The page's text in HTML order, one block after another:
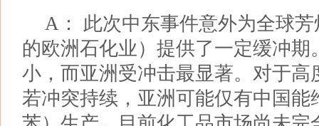
A： 此次中东事件意外为全球
的欧洲石化业）提供了一定缓冲
小，而亚洲受冲击最显著。对于
若冲突持续，亚洲可能仅有中国